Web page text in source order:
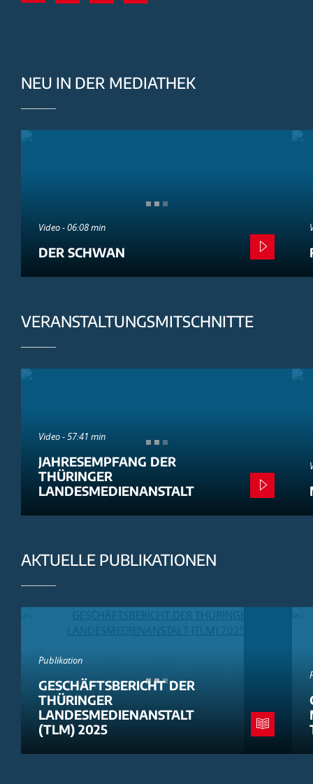
NEU IN DER MEDIATHEK
Video - 06:08 min
DER SCHWAN
VERANSTALTUNGSMITSCHNITTE
Video - 57:41 min
JAHRESEMPFANG DER
THÜRINGER
LANDESMEDIENANSTALT
AKTUELLE PUBLIKATIONEN
Publikation
GESCHÄFTSBERICHT DER
THÜRINGER
LANDESMEDIENANSTALT
(TLM) 2025